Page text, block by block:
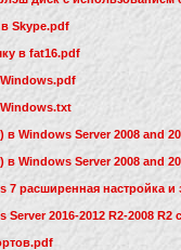
Skype.pdf
в fat16.pdf
Windows Server 2008 and
Windows Server 2008 and
7 расширенная настройка
Server 2016-2012 R2-2008